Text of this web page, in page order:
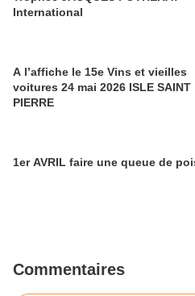
International
A l’affiche le 15e Vins et vieilles
voitures 24 mai 2026 ISLE SAINT
PIERRE
1er AVRIL faire une queue de
Commentaires